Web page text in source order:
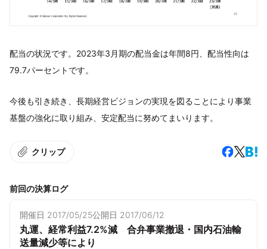
配当の状況です。2023年3月期の配当金は年間8円、配当性向は
79.7パーセントです。
今後も引き続き、長期経営ビジョンの実現を図ることにより事業
基盤の強化に取り組み、安定配当に努めてまいります。
クリップ
前回の決算ログ
開催日 2017/05/25公開日 2017/06/12
丸運、経常利益7.2%減 合弁事業撤退・国内石油輸
送量減少等により